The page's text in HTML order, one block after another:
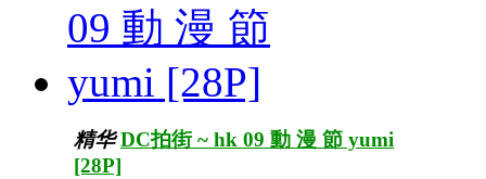
精华 DC拍街 ~ hk 09 動 漫 節 yumi
[28P]